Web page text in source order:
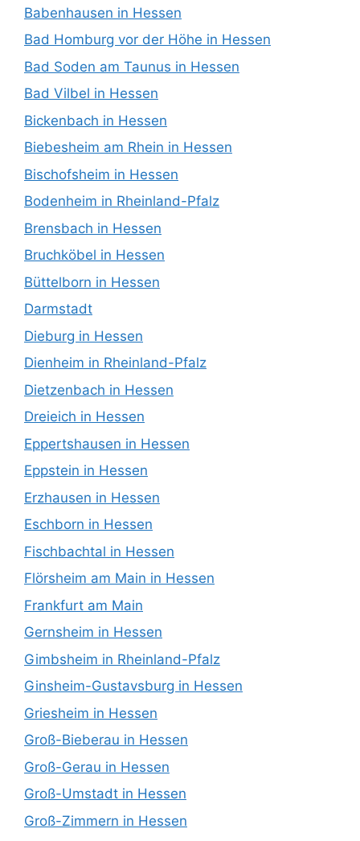
Babenhausen in Hessen
Bad Homburg vor der Höhe in Hessen
Bad Soden am Taunus in Hessen
Bad Vilbel in Hessen
Bickenbach in Hessen
Biebesheim am Rhein in Hessen
Bischofsheim in Hessen
Bodenheim in Rheinland-Pfalz
Brensbach in Hessen
Bruchköbel in Hessen
Büttelborn in Hessen
Darmstadt
Dieburg in Hessen
Dienheim in Rheinland-Pfalz
Dietzenbach in Hessen
Dreieich in Hessen
Eppertshausen in Hessen
Eppstein in Hessen
Erzhausen in Hessen
Eschborn in Hessen
Fischbachtal in Hessen
Flörsheim am Main in Hessen
Frankfurt am Main
Gernsheim in Hessen
Gimbsheim in Rheinland-Pfalz
Ginsheim-Gustavsburg in Hessen
Griesheim in Hessen
Groß-Bieberau in Hessen
Groß-Gerau in Hessen
Groß-Umstadt in Hessen
Groß-Zimmern in Hessen